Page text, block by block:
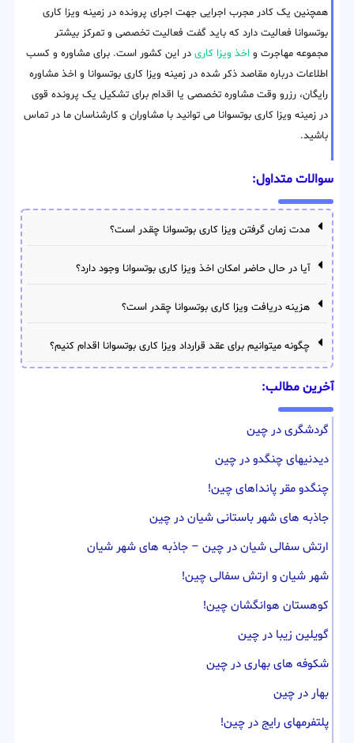
همچنین یک کادر مجرب اجرایی جهت اجرای پرونده در زمینه ویزا کاری
بوتسوانا فعالیت دارد که باید گفت فعالیت تخصصی و تمرکز بیشتر
مجموعه مهاجرت و اخذ ویزا کاری در این کشور است. برای مشاوره و کسب
اطلاعات درباره مقاصد ذکر شده در زمینه ویزا کاری بوتسوانا و اخذ مشاوره
رایگان، رزرو وقت مشاوره تخصصی یا اقدام برای تشکیل یک پرونده قوی
در زمینه ویزا کاری بوتسوانا می توانید با مشاوران و کارشناسان ما در تماس
باشید.
سوالات متداول:
مدت زمان گرفتن ویزا کاری بوتسوانا چقدر است؟
آیا در حال حاضر امکان اخذ ویزا کاری بوتسوانا وجود دارد؟
هزینه دریافت ویزا کاری بوتسوانا چقدر است؟
چگونه میتوانیم برای عقد قرارداد ویزا کاری بوتسوانا اقدام کنیم؟
آخرین مطالب:
گردشگری در چین
دیدنیهای چنگدو در چین
چنگدو مقر پانداهای چین!
جاذبه های شهر باستانی شیان در چین
ارتش سفالی شیان در چین – جاذبه های شهر شیان
شهر شیان و ارتش سفالی چین!
کوهستان هوانگشان چین!
گویلین زیبا در چین
شکوفه های بهاری در چین
بهار در چین
پلتفرمهای رایج در چین!